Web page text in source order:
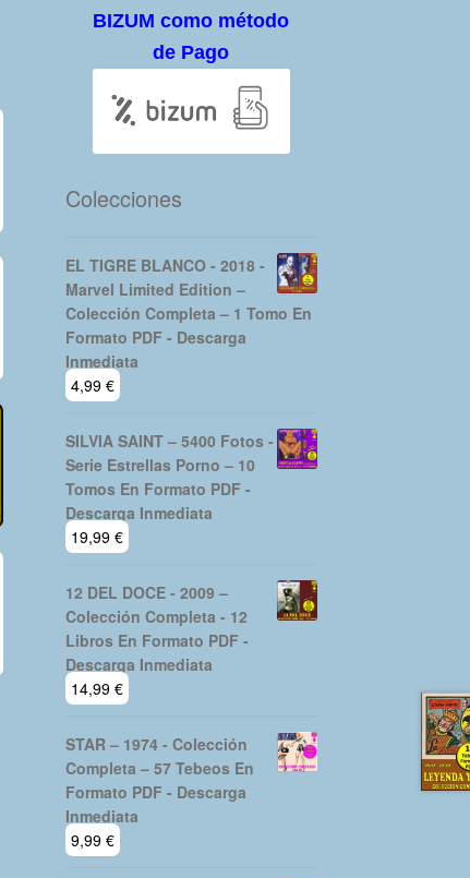
BIZUM como método
de Pago
Colecciones
EL TIGRE BLANCO - 2018 -
Marvel Limited Edition –
Colección Completa – 1 Tomo En
Formato PDF - Descarga
Inmediata
4,99 €
SILVIA SAINT – 5400 Fotos -
Serie Estrellas Porno – 10
Tomos En Formato PDF -
Descarga Inmediata
19,99 €
12 DEL DOCE - 2009 –
Colección Completa - 12
Libros En Formato PDF -
Descarga Inmediata
14,99 €
STAR – 1974 - Colección
Completa – 57 Tebeos En
Formato PDF - Descarga
Inmediata
9,99 €